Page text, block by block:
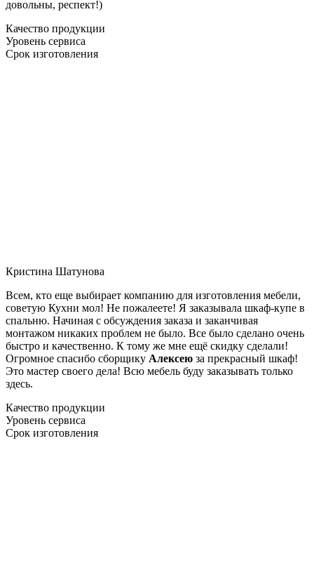
довольны, респект!)
Качество продукции
Уровень сервиса
Срок изготовления
Кристина Шатунова
Всем, кто еще выбирает компанию для изготовления мебели,
советую Кухни мол! Не пожалеете! Я заказывала шкаф-купе в
спальню. Начиная с обсуждения заказа и заканчивая
монтажом никаких проблем не было. Все было сделано очень
быстро и качественно. К тому же мне ещё скидку сделали!
Огромное спасибо сборщику Алексею за прекрасный шкаф!
Это мастер своего дела! Всю мебель буду заказывать только
здесь.
Качество продукции
Уровень сервиса
Срок изготовления